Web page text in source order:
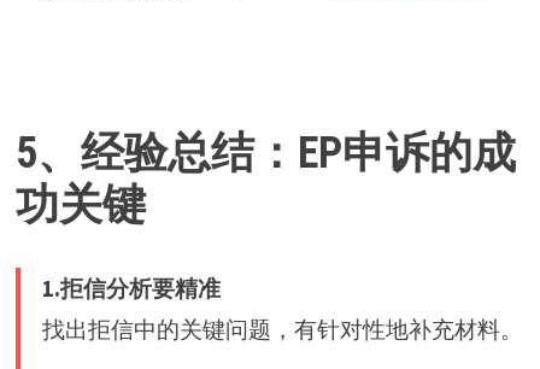
5、经验总结：EP申诉的成
功关键
1.拒信分析要精准
找出拒信中的关键问题，有针对性地补充材料。